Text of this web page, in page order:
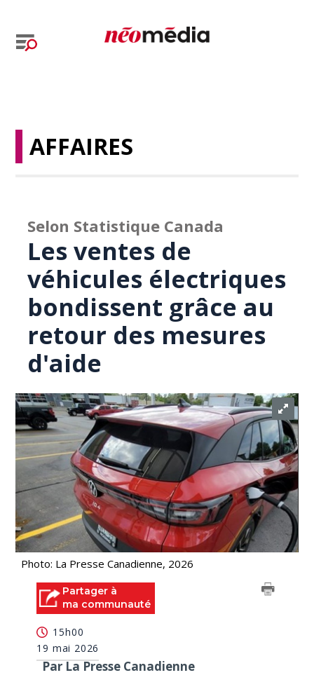
AFFAIRES
Selon Statistique Canada
Les ventes de
véhicules électriques
bondissent grâce au
retour des mesures
d'aide
Photo: La Presse Canadienne, 2026
Partager à
ma communauté
15h00
19 mai 2026
Par La Presse Canadienne